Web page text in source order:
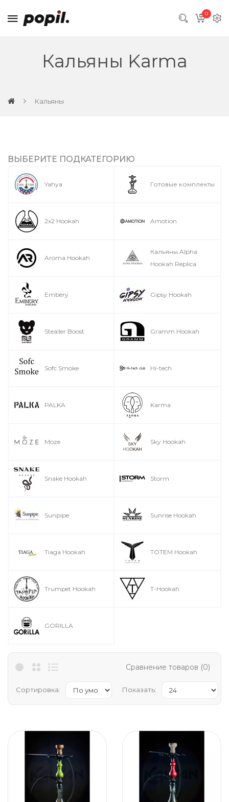
0
Кальяны Karma
Кальяны
ВЫБЕРИТЕ ПОДКАТЕГОРИЮ
Yahya Готовые комплекты
2x2 Hookah Amotion
Aroma Hookah
Кальяны Alpha
Hookah Replica
Embery Gipsy Hookah
Stealler Boost Gramm Hookah
Sofc Smoke Hi-tech
PALKA Karma
Moze Sky Hookah
Snake Hookah Storm
Sunpipe Sunrise Hookah
Tiaga Hookah TOTEM Hookah
Trumpet Hookah T-Hookah
GORILLA
Сравнение товаров (0)
Сортировка: Показать: